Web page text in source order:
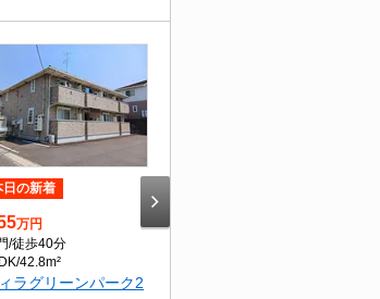
日の新着
万円
/徒歩40分
42.8m²
ラグリーンパーク2